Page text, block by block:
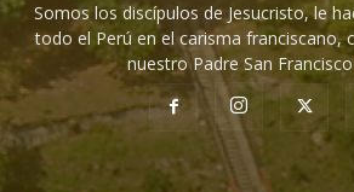
Somos los discípulos de Jesucristo, le
todo el Perú en el carisma franciscano,
nuestro Padre San